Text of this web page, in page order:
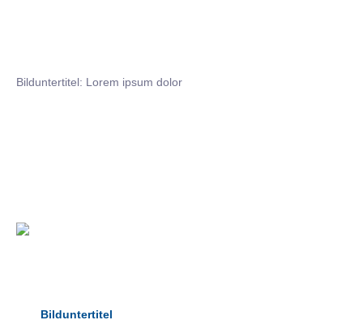
Bilduntertitel: Lorem ipsum dolor
Bilduntertitel